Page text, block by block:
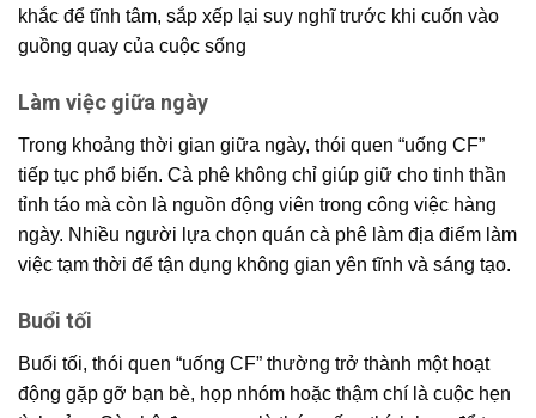
khắc để tĩnh tâm, sắp xếp lại suy nghĩ trước khi cuốn vào
guồng quay của cuộc sống
Làm việc giữa ngày
Trong khoảng thời gian giữa ngày, thói quen “uống CF”
tiếp tục phổ biến. Cà phê không chỉ giúp giữ cho tinh thần
tỉnh táo mà còn là nguồn động viên trong công việc hàng
ngày. Nhiều người lựa chọn quán cà phê làm địa điểm làm
việc tạm thời để tận dụng không gian yên tĩnh và sáng tạo.
Buổi tối
Buổi tối, thói quen “uống CF” thường trở thành một hoạt
động gặp gỡ bạn bè, họp nhóm hoặc thậm chí là cuộc hẹn